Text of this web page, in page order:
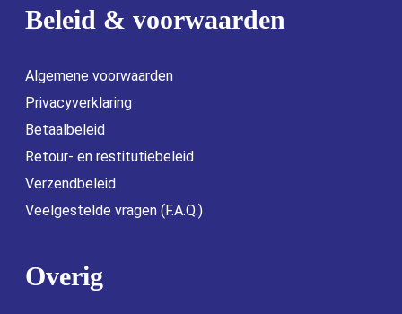
Beleid & voorwaarden
Algemene voorwaarden
Privacyverklaring
Betaalbeleid
Retour- en restitutiebeleid
Verzendbeleid
Veelgestelde vragen (F.A.Q.)
Overig